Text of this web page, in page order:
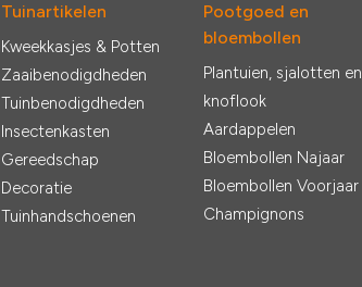
Tuinartikelen
Kweekkasjes & Potten
Zaaibenodigdheden
Tuinbenodigdheden
Insectenkasten
Gereedschap
Decoratie
Tuinhandschoenen
Pootgoed en
bloembollen
Plantuien, sjalotten en
knoflook
Aardappelen
Bloembollen Najaar
Bloembollen Voorjaar
Champignons